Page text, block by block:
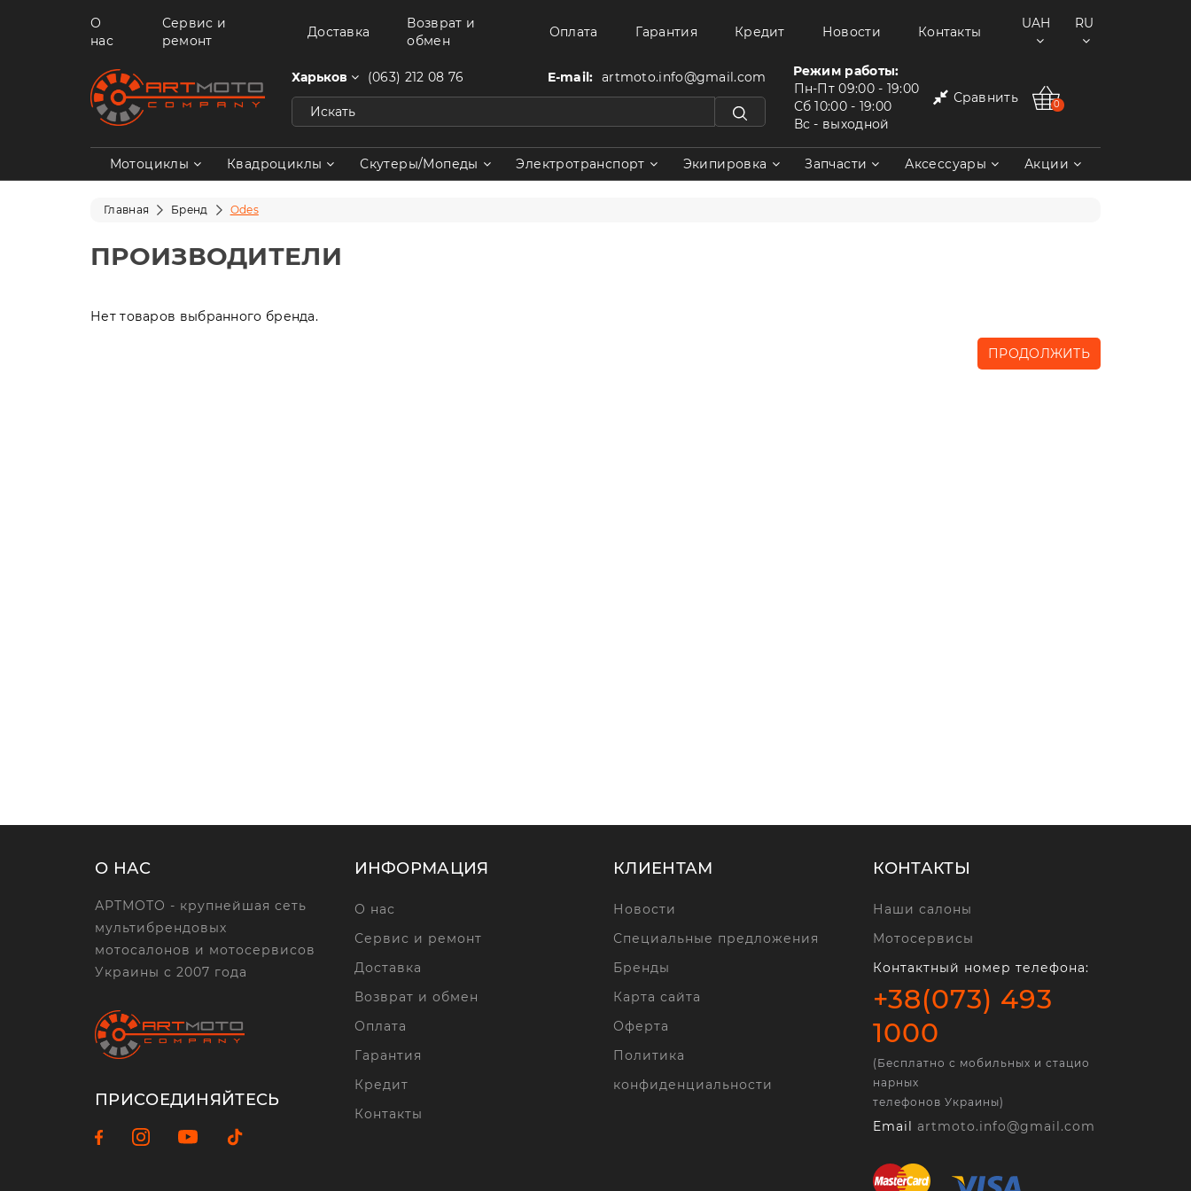
О
нас
Сервис и
ремонт
Доставка
Возврат и
обмен
Оплата Гарантия Кредит Новости Контакты
UAH RU
Харьков (063) 212 08 76 E-mail: artmoto.info@gmail.com
Режим работы:
Пн-Пт 09:00 - 19:00
Сб 10:00 - 19:00
Вс - выходной
Сравнить 0
Мотоциклы Квадроциклы Скутеры/Мопеды Электротранспорт Экипировка Запчасти Аксессуары Акции
Главная Бренд Odes
ПРОИЗВОДИТЕЛИ
Нет товаров выбранного бренда.
ПРОДОЛЖИТЬ
О НАС
АРТМОТО - крупнейшая сеть
мультибрендовых
мотосалонов и мотосервисов
Украины с 2007 года
ПРИСОЕДИНЯЙТЕСЬ
ИНФОРМАЦИЯ
О нас
Сервис и ремонт
Доставка
Возврат и обмен
Оплата
Гарантия
Кредит
Контакты
КЛИЕНТАМ
Новости
Специальные предложения
Бренды
Карта сайта
Оферта
Политика
конфиденциальности
КОНТАКТЫ
Наши салоны
Мотосервисы
Контактный номер телефона:
+38(073) 493
1000
(Бесплатно с мобильных и стацио
нарных
телефонов Украины)
Email artmoto.info@gmail.com